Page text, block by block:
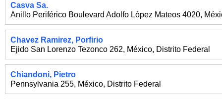
Casva Sa.
Anillo Periférico Boulevard Adolfo López Mateos 4020,
Chavez Ramirez, Porfirio
Ejido San Lorenzo Tezonco 262, México, Distrito Federal
Chiandoni, Pietro
Pennsylvania 255, México, Distrito Federal